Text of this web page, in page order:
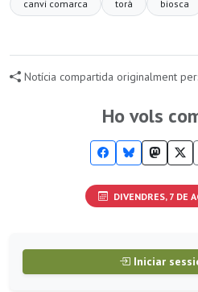
canvi comarca torà biosca
Notícia compartida originalment per:
Ho vols
DIVENDRES, 7 DE
Iniciar